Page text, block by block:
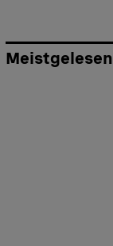
Meistgelesen